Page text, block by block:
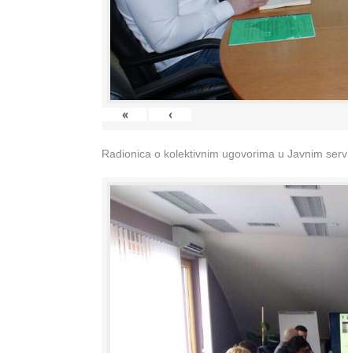
« ‹
Radionica o kolektivnim ugovorima u Javnim